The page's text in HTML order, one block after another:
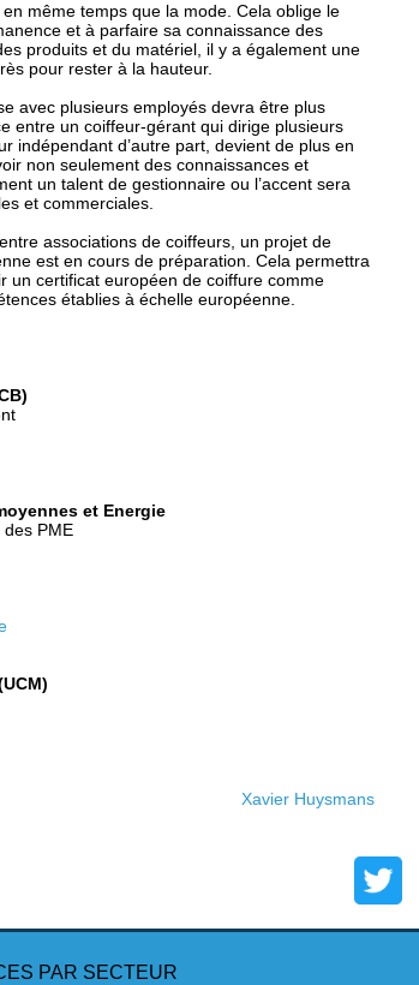
même temps que la mode. Cela oblige le
et à parfaire sa connaissance des
produits et du matériel, il y a également une
pour rester à la hauteur.
avec plusieurs employés devra être plus
entre un coiffeur-gérant qui dirige plusieurs
indépendant d’autre part, devient de plus en
non seulement des connaissances et
un talent de gestionnaire ou l’accent sera
et commerciales.
associations de coiffeurs, un projet de
est en cours de préparation. Cela permettra
un certificat européen de coiffure comme
établies à échelle européenne.
et Energie
PME
Xavier Huysmans
PAR SECTEUR